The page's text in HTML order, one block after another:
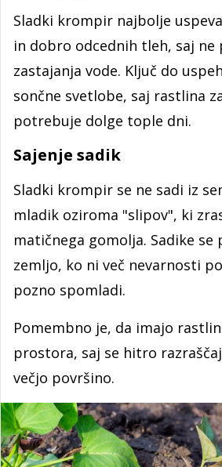
Sladki krompir najbolje
in dobro odcednih tleh, saj ne
zastajanja vode. Ključ do
sončne svetlobe, saj rastlina
potrebuje dolge tople dni.
Sajenje sadik
Sladki krompir se ne sadi iz
mladik oziroma "slipov", ki
matičnega gomolja. Sadike
zemljo, ko ni več nevarnosti
pozno spomladi.
Pomembno je, da imajo
prostora, saj se hitro
večjo površino.